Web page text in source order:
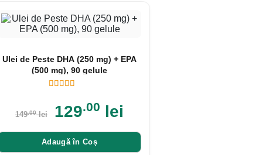
Ulei de Peste DHA (250 mg) + EPA
(500 mg), 90 gelule
149.00 lei 129.00 lei
Adaugă în Coș